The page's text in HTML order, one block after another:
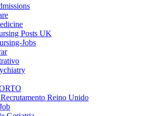
Posts UK
Jobs
Reino Unido